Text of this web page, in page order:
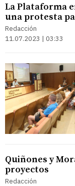
La Plataforma
una protesta
Redacción
11.07.2023 | 03:33
Quiñones y
proyectos
Redacción